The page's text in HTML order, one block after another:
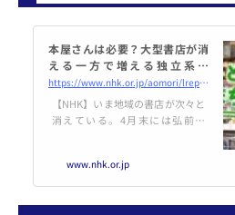
本屋さんは必要？大型書店が消
える一方で増える独立系書
店・・・ 書店のこれからについ
て王林さん・ブックアドバイ
ザーの菊池壮一さんと考えま
す。 | NHK
https://www.nhk.or.jp/aomori/lreport/article/002/38/
【NHK】いま地域の書店が次々と
消えている。4月末には弘前の
書店が閉店してしまった。そんな
中でも、既存の県内の老舗書店で
www.nhk.or.jp